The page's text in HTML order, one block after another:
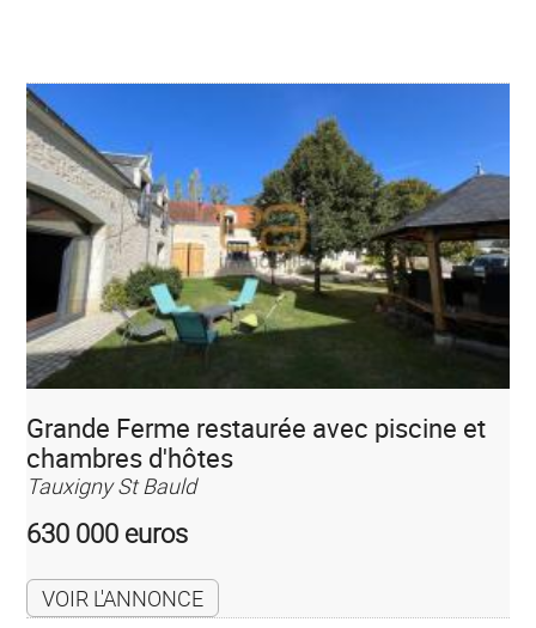
Grande Ferme restaurée avec piscine et
chambres d'hôtes
Tauxigny St Bauld
630 000 euros
VOIR L'ANNONCE